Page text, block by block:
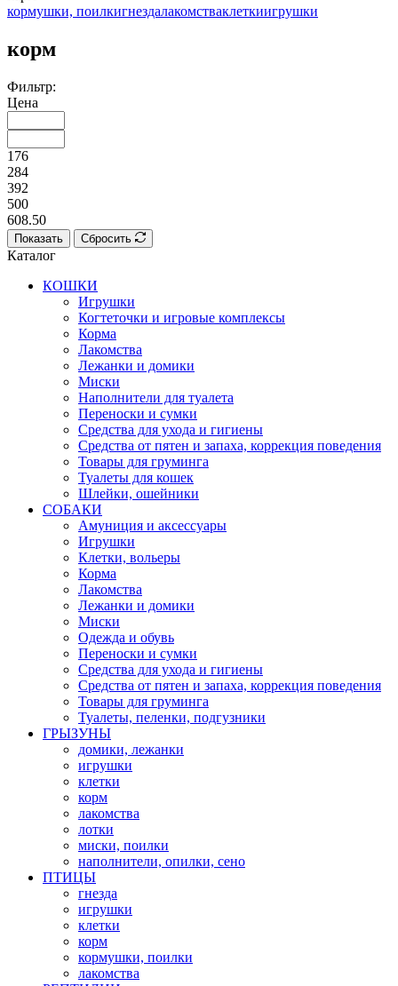
кормушки, поилкигнездалакомстваклеткиигрушки
корм
Фильтр:
Цена
176
284
392
500
608.50
Показать Сбросить
Каталог
КОШКИ
Игрушки
Когтеточки и игровые комплексы
Корма
Лакомства
Лежанки и домики
Миски
Наполнители для туалета
Переноски и сумки
Средства для ухода и гигиены
Средства от пятен и запаха, коррекция поведения
Товары для груминга
Туалеты для кошек
Шлейки, ошейники
СОБАКИ
Амуниция и аксессуары
Игрушки
Клетки, вольеры
Корма
Лакомства
Лежанки и домики
Миски
Одежда и обувь
Переноски и сумки
Средства для ухода и гигиены
Средства от пятен и запаха, коррекция поведения
Товары для груминга
Туалеты, пеленки, подгузники
ГРЫЗУНЫ
домики, лежанки
игрушки
клетки
корм
лакомства
лотки
миски, поилки
наполнители, опилки, сено
ПТИЦЫ
гнезда
игрушки
клетки
корм
кормушки, поилки
лакомства